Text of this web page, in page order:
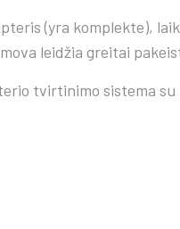
(yra komplekte),
leidžia greitai
tvirtinimo sistema